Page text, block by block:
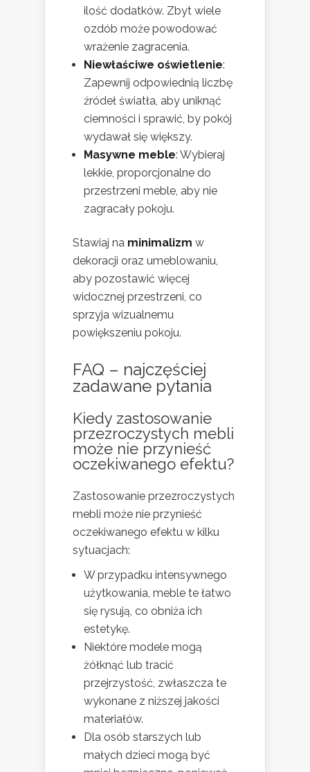
ilość dodatków. Zbyt wiele
ozdób może powodować
wrażenie zagracenia.
Niewłaściwe oświetlenie:
Zapewnij odpowiednią liczbę
źródeł światła, aby uniknąć
ciemności i sprawić, by pokój
wydawał się większy.
Masywne meble: Wybieraj
lekkie, proporcjonalne do
przestrzeni meble, aby nie
zagracały pokoju.
Stawiaj na minimalizm w
dekoracji oraz umeblowaniu,
aby pozostawić więcej
widocznej przestrzeni, co
sprzyja wizualnemu
powiększeniu pokoju.
FAQ – najczęściej
zadawane pytania
Kiedy zastosowanie
przezroczystych mebli
może nie przynieść
oczekiwanego efektu?
Zastosowanie przezroczystych
mebli może nie przynieść
oczekiwanego efektu w kilku
sytuacjach:
W przypadku intensywnego
użytkowania, meble te łatwo
się rysują, co obniża ich
estetykę.
Niektóre modele mogą
żółknąć lub tracić
przejrzystość, zwłaszcza te
wykonane z niższej jakości
materiałów.
Dla osób starszych lub
małych dzieci mogą być